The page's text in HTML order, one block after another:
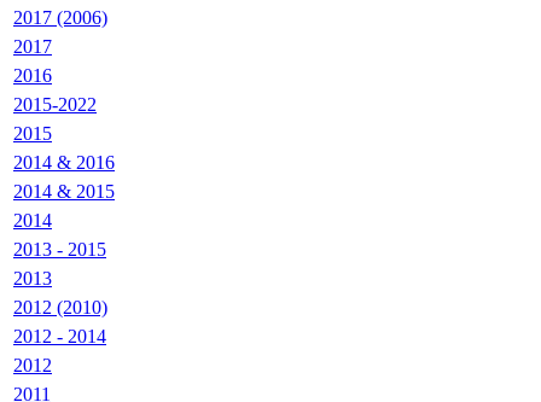
2017 (2006)
2017
2016
2015-2022
2015
2014 & 2016
2014 & 2015
2014
2013 - 2015
2013
2012 (2010)
2012 - 2014
2012
2011